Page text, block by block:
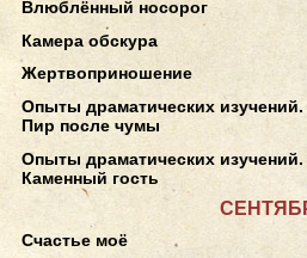
Влюблённый носорог
Камера обскура
Жертвоприношение
Опыты драматических изучений.
Пир после чумы
Опыты драматических изучений.
Каменный гость
Счастье моё